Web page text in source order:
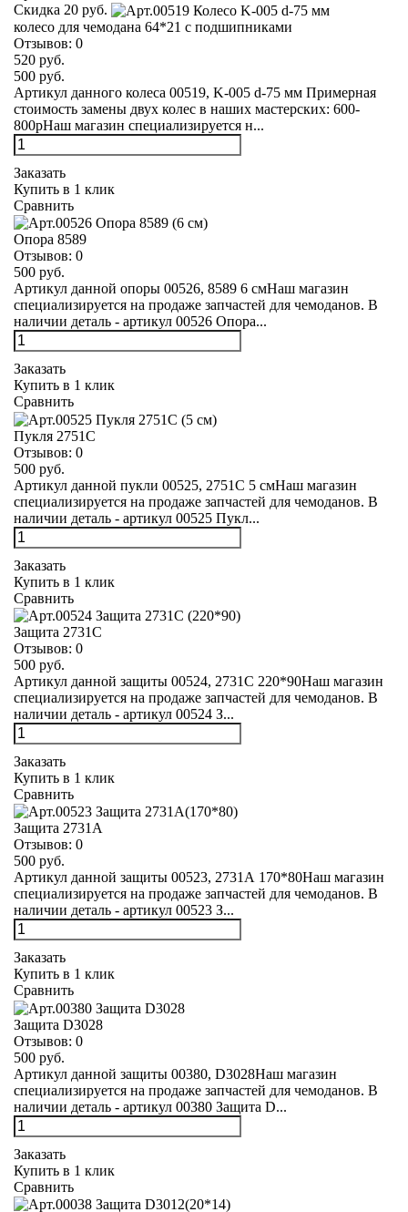
Скидка 20 руб.
колесо для чемодана 64*21 с подшипниками
Отзывов: 0
520 руб.
500 руб.
Артикул данного колеса 00519, K-005 d-75 мм Примерная
стоимость замены двух колес в наших мастерских: 600-
800рНаш магазин специализируется н...
Заказать
Купить в 1 клик
Сравнить
Опора 8589
Отзывов: 0
500 руб.
Артикул данной опоры 00526, 8589 6 смНаш магазин
специализируется на продаже запчастей для чемоданов. В
наличии деталь - артикул 00526 Опора...
Заказать
Купить в 1 клик
Сравнить
Пукля 2751С
Отзывов: 0
500 руб.
Артикул данной пукли 00525, 2751С 5 смНаш магазин
специализируется на продаже запчастей для чемоданов. В
наличии деталь - артикул 00525 Пукл...
Заказать
Купить в 1 клик
Сравнить
Защита 2731С
Отзывов: 0
500 руб.
Артикул данной защиты 00524, 2731С 220*90Наш магазин
специализируется на продаже запчастей для чемоданов. В
наличии деталь - артикул 00524 З...
Заказать
Купить в 1 клик
Сравнить
Защита 2731А
Отзывов: 0
500 руб.
Артикул данной защиты 00523, 2731А 170*80Наш магазин
специализируется на продаже запчастей для чемоданов. В
наличии деталь - артикул 00523 З...
Заказать
Купить в 1 клик
Сравнить
Защита D3028
Отзывов: 0
500 руб.
Артикул данной защиты 00380, D3028Наш магазин
специализируется на продаже запчастей для чемоданов. В
наличии деталь - артикул 00380 Защита D...
Заказать
Купить в 1 клик
Сравнить